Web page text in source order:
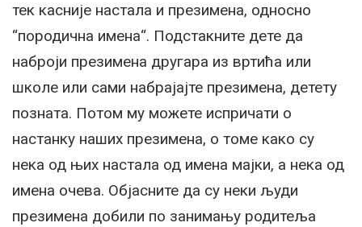
тек касније настала и презимена, односно
“породична имена“. Подстакните дете да
наброји презимена другара из вртића или
школе или сами набрајајте презимена, детету
позната. Потом му можете испричати о
настанку наших презимена, о томе како су
нека од њих настала од имена мајки, а нека од
имена очева. Објасните да су неки људи
презимена добили по занимању родитеља